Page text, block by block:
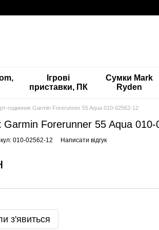
Ігрові
приставки, ПК
Сумки Mark
Ryden
годинник Garmin Forerunner 55 Aqua 010-02562-12
Garmin Forerunner 55 Aqua 010-
010-02562-12 Написати відгук
з'явиться